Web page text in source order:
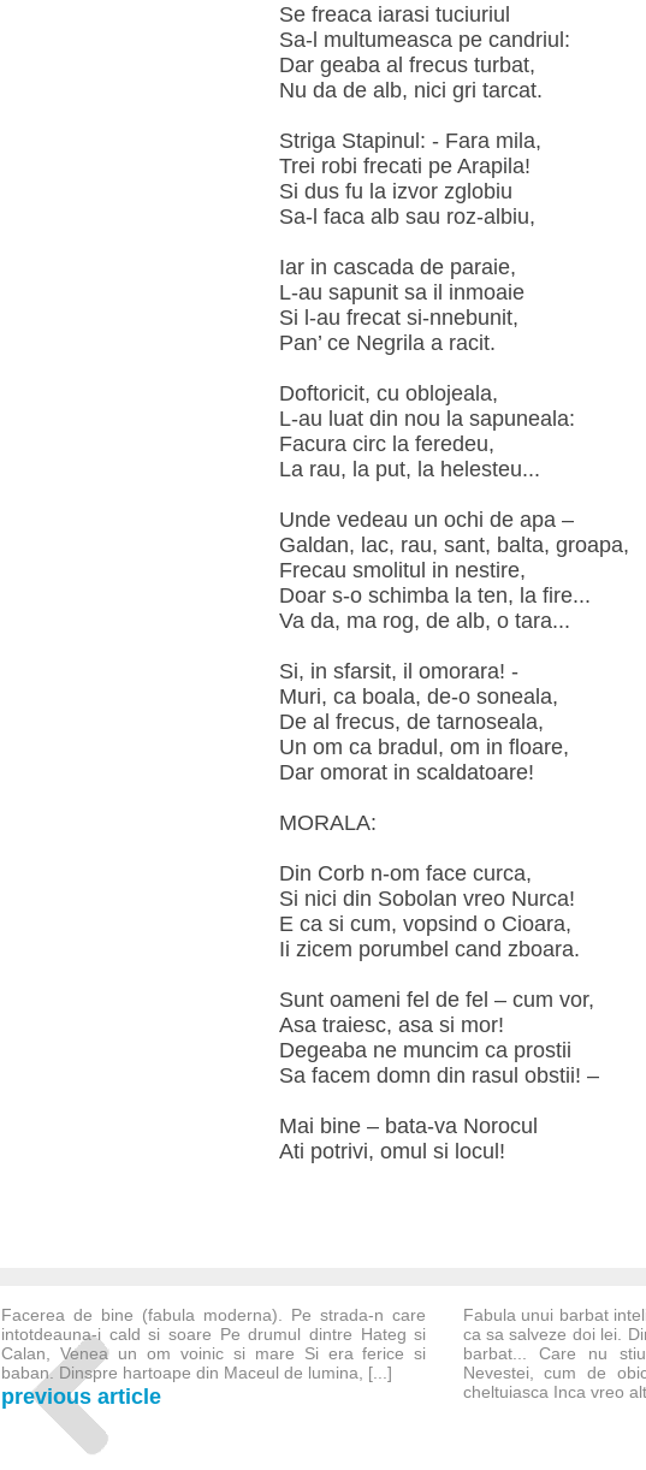
Se freaca iarasi tuciuriul
Sa-l multumeasca pe candriul:
Dar geaba al frecus turbat,
Nu da de alb, nici gri tarcat.
Striga Stapinul: - Fara mila,
Trei robi frecati pe Arapila!
Si dus fu la izvor zglobiu
Sa-l faca alb sau roz-albiu,
Iar in cascada de paraie,
L-au sapunit sa il inmoaie
Si l-au frecat si-nnebunit,
Pan’ ce Negrila a racit.
Doftoricit, cu oblojeala,
L-au luat din nou la sapuneala:
Facura circ la feredeu,
La rau, la put, la helesteu...
Unde vedeau un ochi de apa –
Galdan, lac, rau, sant, balta, groapa,
Frecau smolitul in nestire,
Doar s-o schimba la ten, la fire...
Va da, ma rog, de alb, o tara...
Si, in sfarsit, il omorara! -
Muri, ca boala, de-o soneala,
De al frecus, de tarnoseala,
Un om ca bradul, om in floare,
Dar omorat in scaldatoare!
MORALA:
Din Corb n-om face curca,
Si nici din Sobolan vreo Nurca!
E ca si cum, vopsind o Cioara,
Ii zicem porumbel cand zboara.
Sunt oameni fel de fel – cum vor,
Asa traiesc, asa si mor!
Degeaba ne muncim ca prostii
Sa facem domn din rasul obstii! –
Mai bine – bata-va Norocul
Ati potrivi, omul si locul!
Facerea de bine (fabula moderna). Pe strada-n care
intotdeauna-i cald si soare Pe drumul dintre Hateg si
Calan, Venea un om voinic si mare Si era ferice si
baban. Dinspre hartoape din Maceul de lumina, [...]
previous article
Fabula unui barbat
ca sa salveze doi lei.
barbat... Care nu
Nevestei, cum de
cheltuiasca Inca vreo